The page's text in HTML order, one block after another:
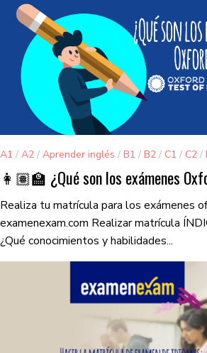
A1 / A2 / Aprender inglés / B1 / B2 / C1 / C2 /
oficiales/ Exámenes-ingles Oxford
👩🏽‍🏫 ¿Qué son los exámenes
Realiza tu matrícula para los exámenes
examenexam.com Realizar matrícula
¿Qué conocimientos y habilidades...